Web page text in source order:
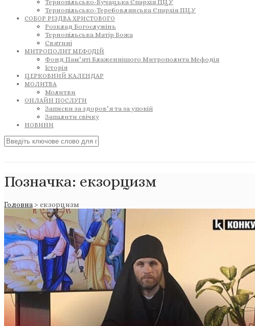
Тернопільсько-Бучацька Єпархія ПЦУ
Тернопільсько-Теребовлянська Єпархія ПЦУ
СОБОР РІЗДВА ХРИСТОВОГО
Розклад Богослужінь
Тернопільська Матір Божа
Святині
МИТРОПОЛИТ МЕФОДІЙ
Фонд Пам’яті Блаженнішого Митрополита Мефодія
Історія
ЦЕРКОВНИЙ КАЛЕНДАР
МОЛИТВА
Молитви
ОНЛАЙН ПОСЛУГИ
Записки за здоров’я та за упокій
Запалити свічку
НОВИНИ
Позначка: екзорцизм
Головна > екзорцизм